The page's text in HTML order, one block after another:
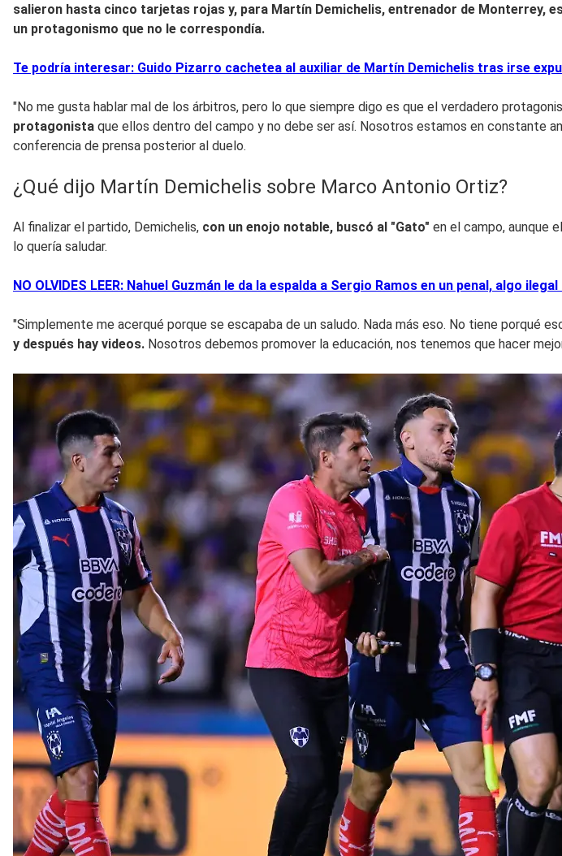
salieron hasta cinco tarjetas rojas y, para Martín Demichelis, entrenador de Monterrey,
un protagonismo que no le correspondía.
Te podría interesar: Guido Pizarro cachetea al auxiliar de Martín Demichelis tras irse
"No me gusta hablar mal de los árbitros, pero lo que siempre digo es que el verdadero
protagonista que ellos dentro del campo y no debe ser así. Nosotros estamos en constante
conferencia de prensa posterior al duelo.
¿Qué dijo Martín Demichelis sobre Marco Antonio Ortiz?
Al finalizar el partido, Demichelis, con un enojo notable, buscó al "Gato" en el campo, aunque
lo quería saludar.
NO OLVIDES LEER: Nahuel Guzmán le da la espalda a Sergio Ramos en un penal, algo
"Simplemente me acerqué porque se escapaba de un saludo. Nada más eso. No tiene porqué
y después hay videos. Nosotros debemos promover la educación, nos tenemos que hacer